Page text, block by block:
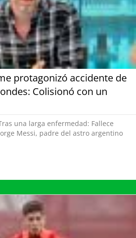
protagonizó accidente de
Colisionó con un
una larga enfermedad: Fallece
Messi, padre del astro argentino